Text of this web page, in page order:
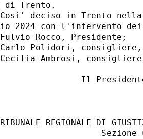
di Trento.
deciso in Trento
2024 con l'intervento
Rocco, Presidente;
Polidori,
Ambrosi,
Il
REGIONALE DI